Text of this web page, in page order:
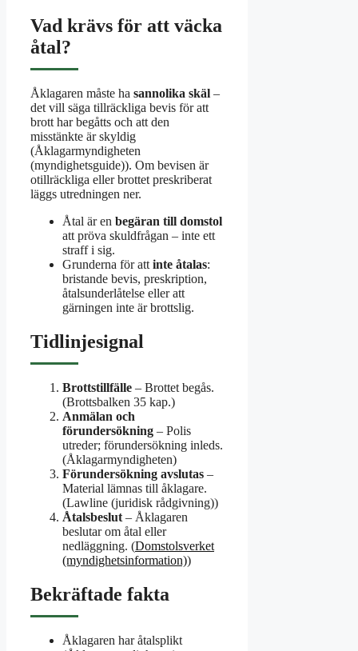
Vad krävs för att väcka
åtal?
Åklagaren måste ha sannolika skäl –
det vill säga tillräckliga bevis för att
brott har begåtts och att den
misstänkte är skyldig
(Åklagarmyndigheten
(myndighetsguide)). Om bevisen är
otillräckliga eller brottet preskriberat
läggs utredningen ner.
Åtal är en begäran till domstol
att pröva skuldfrågan – inte ett
straff i sig.
Grunderna för att inte åtalas:
bristande bevis, preskription,
åtalsunderlåtelse eller att
gärningen inte är brottslig.
Tidlinjesignal
Brottstillfälle – Brottet begås.
(Brottsbalken 35 kap.)
Anmälan och
förundersökning – Polis
utreder; förundersökning inleds.
(Åklagarmyndigheten)
Förundersökning avslutas –
Material lämnas till åklagare.
(Lawline (juridisk rådgivning))
Åtalsbeslut – Åklagaren
beslutar om åtal eller
nedläggning. (Domstolsverket
(myndighetsinformation))
Bekräftade fakta
Åklagaren har åtalsplikt